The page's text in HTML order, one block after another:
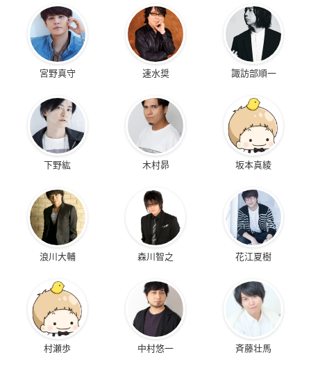
宮野真守 速水奨 諏訪部順一
下野紘 木村昴 坂本真綾
浪川大輔 森川智之 花江夏樹
村瀬歩 中村悠一 斉藤壮馬